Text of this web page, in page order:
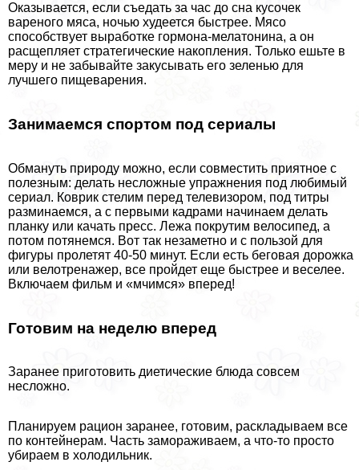
Оказывается, если съедать за час до сна кусочек
вареного мяса, ночью худеется быстрее. Мясо
способствует выработке гормона-мелатонина, а он
расщепляет стратегические накопления. Только ешьте в
меру и не забывайте закусывать его зеленью для
лучшего пищеварения.
Занимаемся спортом под сериалы
Обмануть природу можно, если совместить приятное с
полезным: делать несложные упражнения под любимый
сериал. Коврик стелим перед телевизором, под титры
разминаемся, а с первыми кадрами начинаем делать
планку или качать пресс. Лежа покрутим велосипед, а
потом потянемся. Вот так незаметно и с пользой для
фигуры пролетят 40-50 минут. Если есть беговая дорожка
или велотренажер, все пройдет еще быстрее и веселее.
Включаем фильм и «мчимся» вперед!
Готовим на неделю вперед
Заранее приготовить диетические блюда совсем
несложно.
Планируем рацион заранее, готовим, раскладываем все
по контейнерам. Часть замораживаем, а что-то просто
убираем в холодильник.